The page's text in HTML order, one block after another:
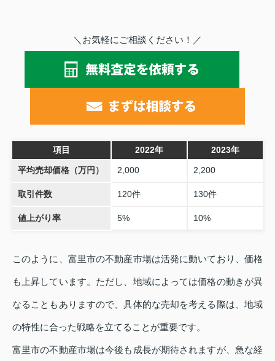
＼お気軽にご相談ください！／
項目 2022年 2023年
平均売却価格（万円） 2,000 2,200
取引件数 120件 130件
値上がり率 5% 10%
このように、富里市の不動産市場は活発に動いており、価格
も上昇しています。ただし、地域によっては価格の動きが異
なることもありますので、具体的な売却を考える際は、地域
の特性に合った戦略を立てることが重要です。
富里市の不動産市場は今後も成長が期待されますが、急な経